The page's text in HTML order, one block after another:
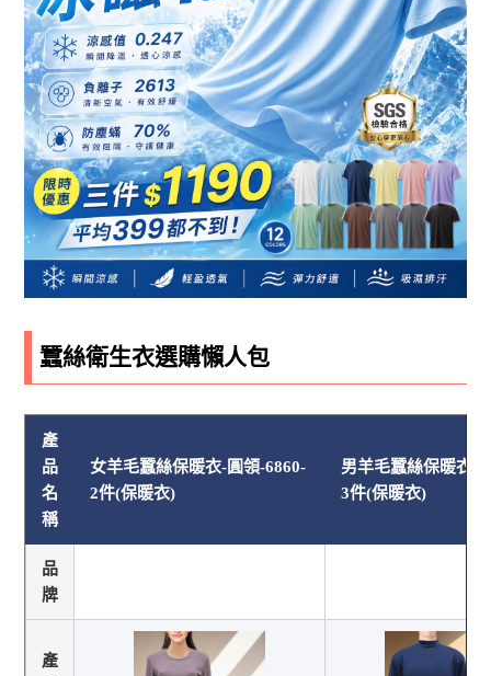
蠶絲衛生衣選購懶人包
產
品
名
稱
女羊毛蠶絲保暖衣-圓領-6860-
2件(保暖衣)
男羊毛蠶絲保暖衣-
3件(保暖衣)
品
牌
產